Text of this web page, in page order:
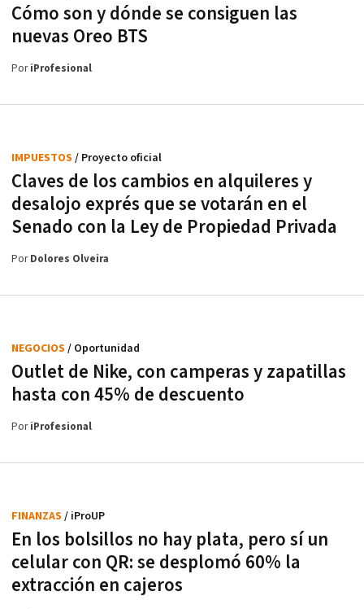
Cómo son y dónde se consiguen las
nuevas Oreo BTS
PoriProfesional
Claves de los cambios en alquileres y
desalojo exprés que se votarán en el
Senado con la Ley de Propiedad Privada
IMPUESTOS / Proyecto oficial
PorDolores Olveira
Outlet de Nike, con camperas y zapatillas
hasta con 45% de descuento
NEGOCIOS / Oportunidad
PoriProfesional
En los bolsillos no hay plata, pero sí un
celular con QR: se desplomó 60% la
extracción en cajeros
FINANZAS / iProUP